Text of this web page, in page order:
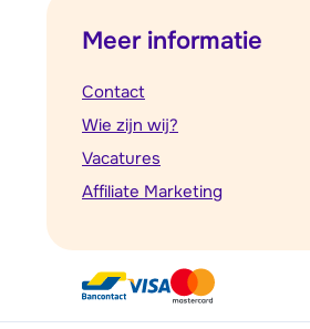
Meer informatie
Contact
Wie zijn wij?
Vacatures
Affiliate Marketing